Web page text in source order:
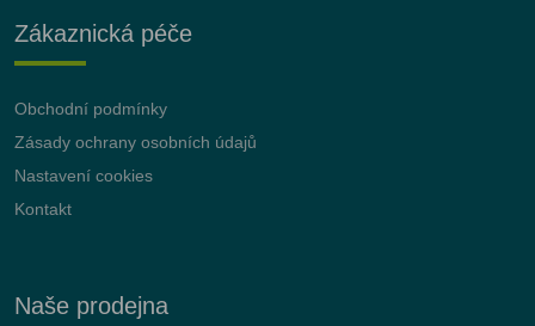
Zákaznická péče
Obchodní podmínky
Zásady ochrany osobních údajů
Nastavení cookies
Kontakt
Naše prodejna